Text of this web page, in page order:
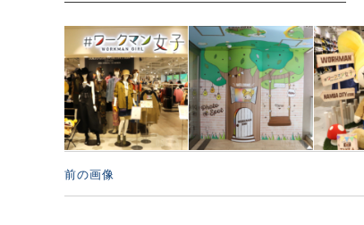
前の画像